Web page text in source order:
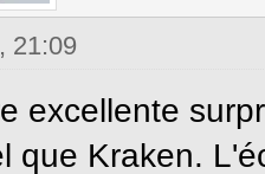
21:09
excellente
que Kraken.